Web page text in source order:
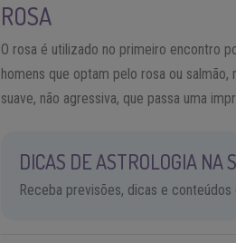
ROSA
O rosa é utilizado no primeiro encontro
homens que optam pelo rosa ou
suave, não agressiva, que passa uma
DICAS DE ASTROLOGIA NA
Receba previsões, dicas e conteúdos